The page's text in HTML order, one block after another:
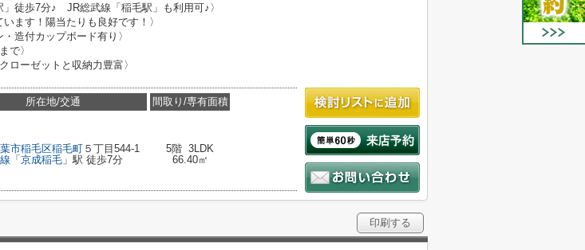
」徒歩7分♪ JR総武線「稲毛駅」も利用可♪〉
います！陽当たりも良好です！〉
造付カップボード有り〉
で〉
ローゼットと収納力豊富〉
所在地/交通
市稲毛区稲毛町 ５丁目544-1
「 京成稲毛 」駅 徒歩7分
間取り/専有面積
5階 3LDK
66.40㎡
印刷する